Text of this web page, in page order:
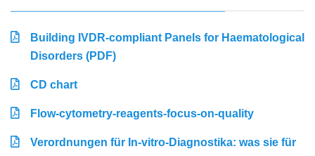
Building IVDR-compliant Panels for Haematological
Disorders (PDF)
CD chart
Flow-cytometry-reagents-focus-on-quality
Verordnungen für In-vitro-Diagnostika: was sie für